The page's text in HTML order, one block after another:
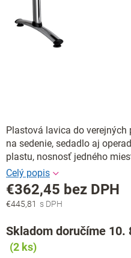
Plastová lavica do
na sedenie, sedadlo aj
plastu, nosnosť jedného
€445,81
€362,45 bez DPH
Jednotková
Skladom doručíme 10.
(2 ks)